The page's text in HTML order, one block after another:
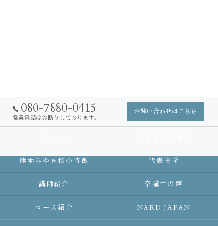
080-7880-0415
営業電話はお断りしております。
お問い合わせはこちら
熊本みゆき校の特徴 代表挨拶
講師紹介 卒講生の声
コース紹介 NARD JAPAN